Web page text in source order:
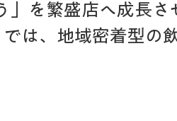
」を繁盛店へ成長さ
は、地域密着型の